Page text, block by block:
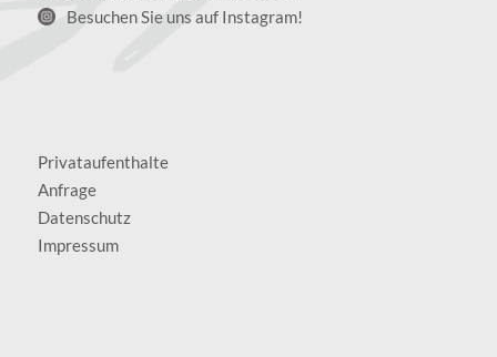
Besuchen Sie uns auf Instagram!
Privataufenthalte
Anfrage
Datenschutz
Impressum